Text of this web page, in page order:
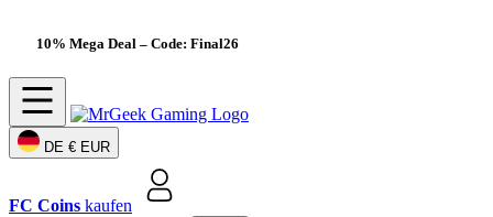
10% Mega Deal – Code: Final26
DE € EUR
FC Coins kaufen